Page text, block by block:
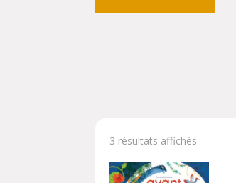
3 résultats affichés